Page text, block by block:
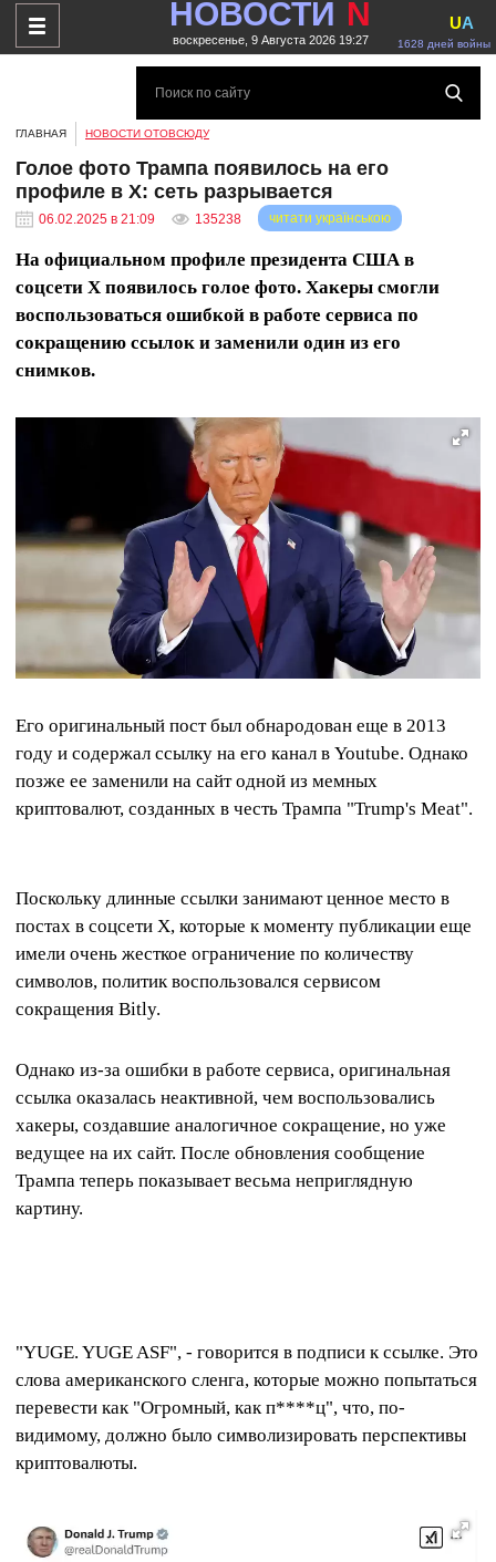
НОВОСТИ N
воскресенье, 9 Августа 2026 19:27 1628 дней войны
UA
ГЛАВНАЯ НОВОСТИ ОТОВСЮДУ
Голое фото Трампа появилось на его
профиле в X: сеть разрывается
06.02.2025 в 21:09 135238 читати українською
На официальном профиле президента США в
соцсети X появилось голое фото. Хакеры смогли
воспользоваться ошибкой в ​​работе сервиса по
сокращению ссылок и заменили один из его
снимков.
Его оригинальный пост был обнародован еще в 2013
году и содержал ссылку на его канал в Youtube. Однако
позже ее заменили на сайт одной из мемных
криптовалют, созданных в честь Трампа "Trump's Meat".
Поскольку длинные ссылки занимают ценное место в
постах в соцсети X, которые к моменту публикации еще
имели очень жесткое ограничение по количеству
символов, политик воспользовался сервисом
сокращения Bitly.
Однако из-за ошибки в работе сервиса, оригинальная
ссылка оказалась неактивной, чем воспользовались
хакеры, создавшие аналогичное сокращение, но уже
ведущее на их сайт. После обновления сообщение
Трампа теперь показывает весьма неприглядную
картину.
"YUGE. YUGE ASF", - говорится в подписи к ссылке. Это
слова американского сленга, которые можно попытаться
перевести как "Огромный, как п****ц", что, по-
видимому, должно было символизировать перспективы
криптовалюты.